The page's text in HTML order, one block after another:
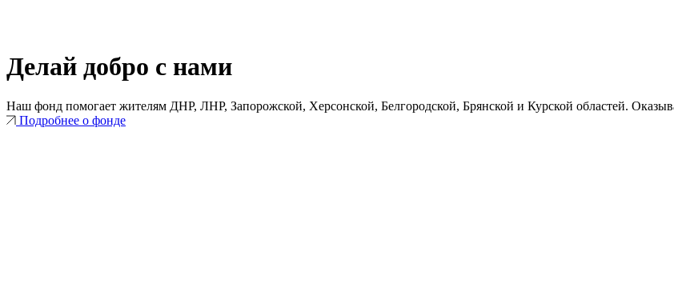
Делай добро с нами
Наш фонд помогает жителям ДНР, ЛНР, Запорожской, Херсонской, Белгородской, Брянской и Курской областей.
Подробнее о фонде